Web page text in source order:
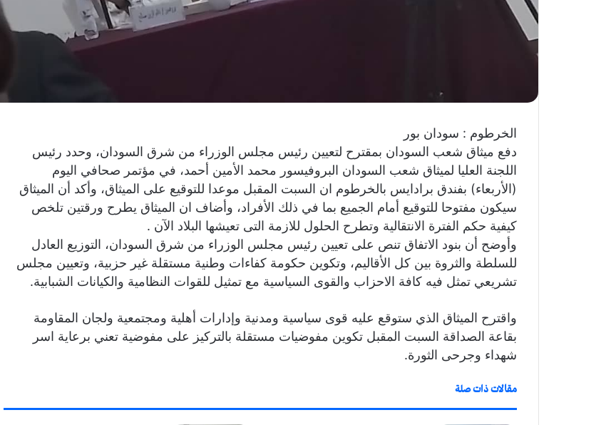
الخرطوم : سودان بور
دفع ميثاق شعب السودان بمقترح لتعيين رئيس مجلس الوزراء من شرق السودان، وحدد رئيس
اللجنة العليا لميثاق شعب السودان البروفيسور محمد الأمين أحمد، في مؤتمر صحافي اليوم
(الأربعاء) بفندق برادايس بالخرطوم ان السبت المقبل موعدا للتوقيع على الميثاق، وأكد أن الميثاق
سيكون مفتوحا للتوقيع أمام الجميع بما في ذلك الأفراد، وأضاف ان الميثاق يطرح ورقتين تلخص
كيفية حكم الفترة الانتقالية وتطرح الحلول للازمة التى تعيشها البلاد الآن .
وأوضح أن بنود الاتفاق تنص على تعيين رئيس مجلس الوزراء من شرق السودان، التوزيع العادل
للسلطة والثروة بين كل الأقاليم، وتكوين حكومة كفاءات وطنية مستقلة غير حزبية، وتعيين مجلس
تشريعي تمثل فيه كافة الاحزاب والقوى السياسية مع تمثيل للقوات النظامية والكيانات الشبابية.
واقترح الميثاق الذي ستوقع عليه قوى سياسية ومدنية وإدارات أهلية ومجتمعية ولجان المقاومة
بقاعة الصداقة السبت المقبل تكوين مفوضيات مستقلة بالتركيز على مفوضية تعني برعاية اسر
شهداء وجرحى الثورة.
مقالات ذات صلة